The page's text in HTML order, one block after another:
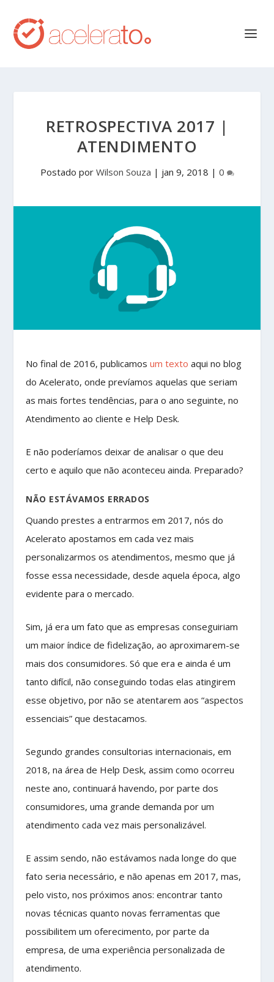
RETROSPECTIVA 2017 |
ATENDIMENTO
Postado por Wilson Souza | jan 9, 2018 | 0
No final de 2016, publicamosum texto aqui no blog
do Acelerato, onde prevíamos aquelas que seriam
as mais fortes tendências, para o ano seguinte, no
Atendimento ao cliente e Help Desk.
E não poderíamos deixar de analisar o que deu
certo e aquilo que não aconteceu ainda. Preparado?
NÃO ESTÁVAMOS ERRADOS
Quando prestes a entrarmos em 2017, nós do
Acelerato apostamos em cada vez mais
personalizarmos os atendimentos, mesmo que já
fosse essa necessidade, desde aquela época, algo
evidente para o mercado.
Sim, já era um fato que as empresas conseguiriam
um maior índice de fidelização, ao aproximarem-se
mais dos consumidores. Só que era e ainda é um
tanto difícil, não conseguindo todas elas atingirem
esse objetivo, por não se atentarem aos “aspectos
essenciais” que destacamos.
Segundo grandes consultorias internacionais, em
2018, na área de Help Desk, assim como ocorreu
neste ano, continuará havendo, por parte dos
consumidores, uma grande demanda por um
atendimento cada vez mais personalizável.
E assim sendo, não estávamos nada longe do que
fato seria necessário, e não apenas em 2017, mas,
pelo visto, nos próximos anos: encontrar tanto
novas técnicas quanto novas ferramentas que
possibilitem um oferecimento, por parte da
empresa, de uma experiência personalizada de
atendimento.